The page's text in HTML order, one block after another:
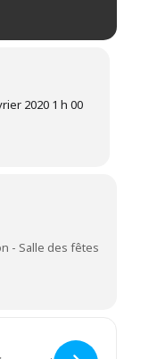
2020 1 h 00
- Salle des fêtes